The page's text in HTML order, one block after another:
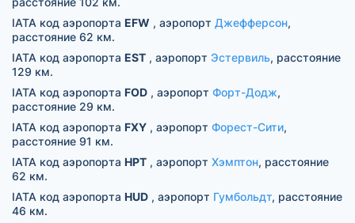
IATA код аэропорта EFW , аэропорт Джефферсон,
расстояние 62 км.
IATA код аэропорта EST , аэропорт Эстервиль, расстояние
129 км.
IATA код аэропорта FOD , аэропорт Форт-Додж,
расстояние 29 км.
IATA код аэропорта FXY , аэропорт Форест-Сити,
расстояние 91 км.
IATA код аэропорта HPT , аэропорт Хэмптон, расстояние
62 км.
IATA код аэропорта HUD , аэропорт Гумбольдт, расстояние
46 км.